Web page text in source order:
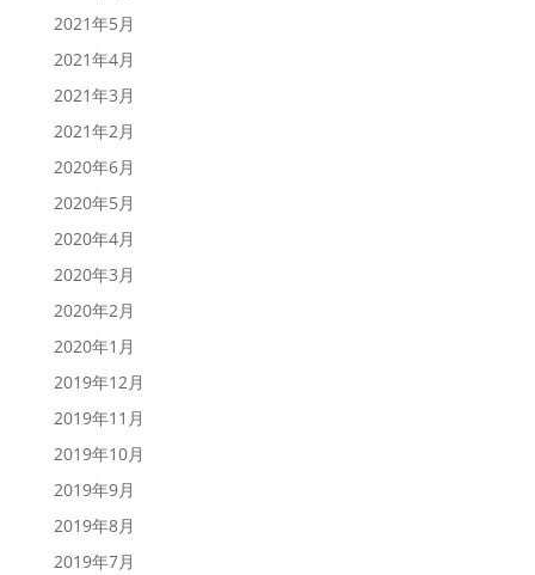
2021年5月
2021年4月
2021年3月
2021年2月
2020年6月
2020年5月
2020年4月
2020年3月
2020年2月
2020年1月
2019年12月
2019年11月
2019年10月
2019年9月
2019年8月
2019年7月